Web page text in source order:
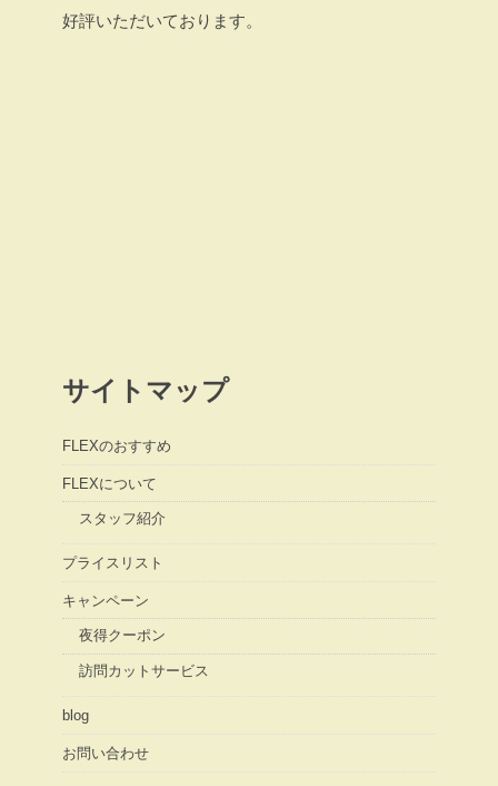
好評いただいております。
サイトマップ
FLEXのおすすめ
FLEXについて
スタッフ紹介
プライスリスト
キャンペーン
夜得クーポン
訪問カットサービス
blog
お問い合わせ